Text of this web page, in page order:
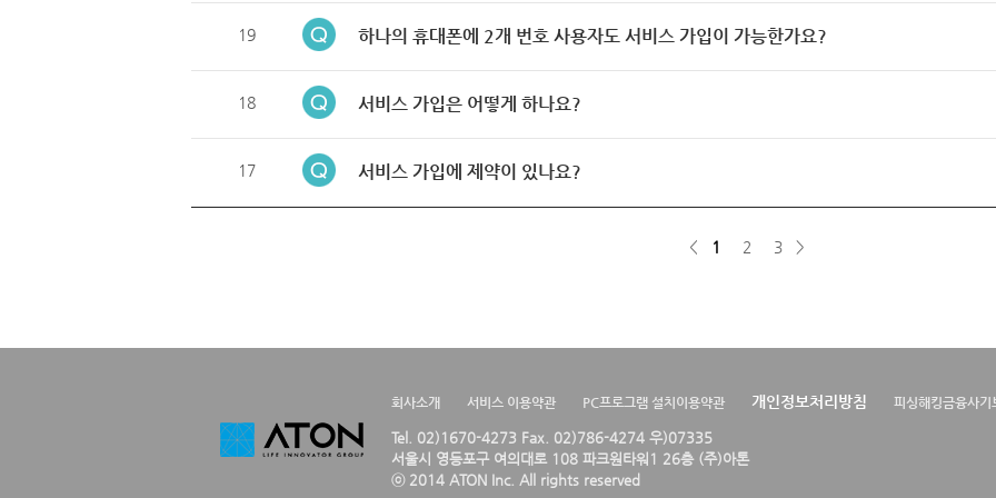
19 하나의 휴대폰에 2개 번호 사용자도 서비스 가입이 가능한가요?
18 서비스 가입은 어떻게 하나요?
17 서비스 가입에 제약이 있나요?
< 1 2 3 >
회사소개 서비스 이용약관 PC프로그램 설치이용약관 개인정보처리방침 피싱해킹금융사기
Tel. 02)1670-4273 Fax. 02)786-4274 우)07335
서울시 영등포구 여의대로 108 파크원타워1 26층 (주)아톤
ⓒ 2014 ATON Inc. All rights reserved